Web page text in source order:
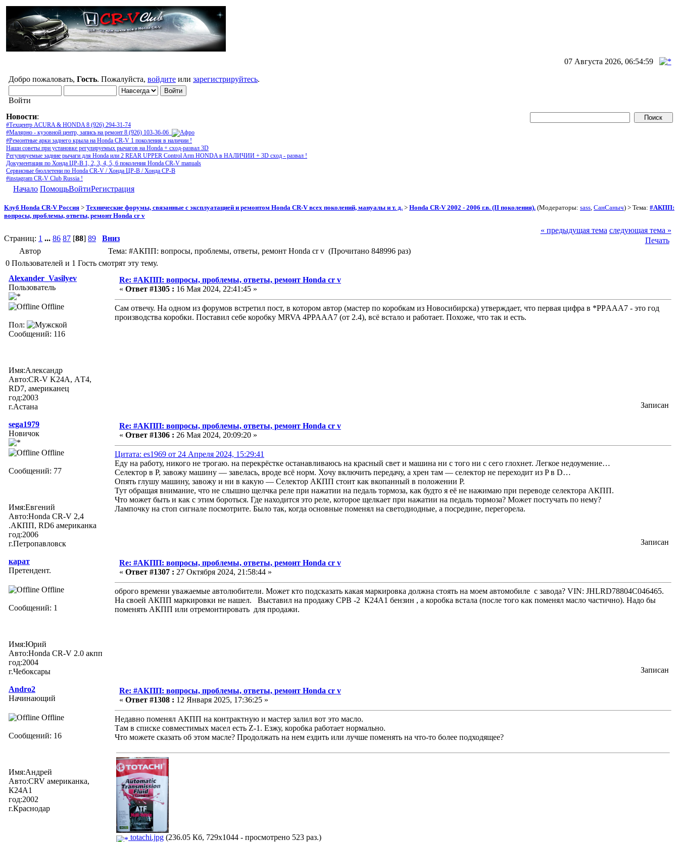
07 Августа 2026, 06:54:59
Добро пожаловать, Гость. Пожалуйста, войдите или зарегистрируйтесь.
Войти
Новости:
#Техцентр ACURA & HONDA 8 (926) 294-31-74
#Малярно - кузовной центр, запись на ремонт 8 (926) 103-36-06
#Ремонтные арки заднего крыла на Honda CR-V 1 поколения в наличии !
Наши советы при установке регулируемых рычагов на Honda + сход-развал 3D
Регулируемые задние рычаги для Honda или 2 REAR UPPER Control Arm HONDA в НАЛИЧИИ + 3D сход - развал !
Документация по Хонда ЦР-В 1, 2, 3, 4, 5, 6 поколения Honda CR-V manuals
Сервисные бюллетени по Honda CR-V / Хонда ЦР-В / Хонда СР-В
#instagram CR-V Club Russia !
Начало ПомощьВойтиРегистрация
Клуб Honda CR-V Россия > Технические форумы, связанные с эксплуатацией и ремонтом Honda CR-V всех поколений, мануалы и т. д. > Honda CR-V 2002 - 2006 г.в. (II поколения). (Модераторы: sass СанСаныч) > Тема: #АКПП:
вопросы, проблемы, ответы, ремонт Honda cr v
Страниц: 1 ... 86 87 [88] 89 Вниз
« предыдущая тема следующая тема »
Печать
Автор
Тема: #АКПП: вопросы, проблемы, ответы, ремонт Honda cr v (Прочитано 848996 раз)
0 Пользователей и 1 Гость смотрят эту тему.
Alexander_Vasilyev
Пользователь
Offline
Пол:
Сообщений: 116
Имя:Александр
Авто:CR-V K24A, АT4,
RD7, американец
год:2003
г.Астана
Re: #АКПП: вопросы, проблемы, ответы, ремонт Honda cr v
« Ответ #1305 : 16 Мая 2024, 22:41:45 »
Сам отвечу. На одном из форумов встретил пост, в котором автор (мастер по коробкам из Новосибирска) утверждает, что первая цифра в *РРAAA7 - это год
производства коробки. Поставил себе коробку MRVA 4PPAAA7 (от 2.4), всё встало и работает. Похоже, что так и есть.
Записан
sega1979
Новичок
Offline
Сообщений: 77
Имя:Евгений
Авто:Honda CR-V 2,4
.АКПП, RD6 американка
год:2006
г.Петропавловск
Re: #АКПП: вопросы, проблемы, ответы, ремонт Honda cr v
« Ответ #1306 : 26 Мая 2024, 20:09:20 »
Цитата: es1969 от 24 Апреля 2024, 15:29:41
Еду на работу, никого не трогаю. на перекрёстке останавливаюсь на красный свет и машина ни с того ни с сего глохнет. Легкое недоумение…
Селектор в Р, завожу машину — завелась, вроде всё норм. Хочу включить передачу, а хрен там — селектор не переходит из P в D…
Опять глушу машину, завожу и ни в какую — Селектор АКПП стоит как вкопанный в положении P.
Тут обращая внимание, что не слышно щелчка реле при нажатии на педаль тормоза, как будто я её не нажимаю при переводе селектора АКПП.
Что может быть и как с этим бороться. Где находится это реле, которое щелкает при нажатии на педаль тормоза? Может постучать по нему?
Лампочку на стоп сигнале посмотрите. Было так, когда основные поменял на светодиодные, а посредине, перегорела.
Записан
карат
Претендент.
Offline
Сообщений: 1
Имя:Юрий
Авто:Honda CR-V 2.0 aкпп
год:2004
г.Чебоксары
Re: #АКПП: вопросы, проблемы, ответы, ремонт Honda cr v
« Ответ #1307 : 27 Октября 2024, 21:58:44 »
оброго времени уважаемые автолюбители. Может кто подсказать какая маркировка должна стоять на моем автомобиле с завода? VIN: JHLRD78804C046465.
На своей АКПП маркировки не нашел. Выставил на продажу СРВ -2 К24А1 бензин , а коробка встала (после того как поменял масло частично). Надо бы
поменять АКПП или отремонтировать для продажи.
Записан
Andro2
Начинающий
Offline
Сообщений: 16
Имя:Андрей
Авто:CRV американка,
К24А1
год:2002
г.Краснодар
Re: #АКПП: вопросы, проблемы, ответы, ремонт Honda cr v
« Ответ #1308 : 12 Января 2025, 17:36:25 »
Недавно поменял АКПП на контрактную и мастер залил вот это масло.
Там в списке совместимых масел есть Z-1. Езжу, коробка работает нормально.
Что можете сказать об этом масле? Продолжать на нем ездить или лучше поменять на что-то более подходящее?
totachi.jpg (236.05 Кб, 729x1044 - просмотрено 523 раз.)